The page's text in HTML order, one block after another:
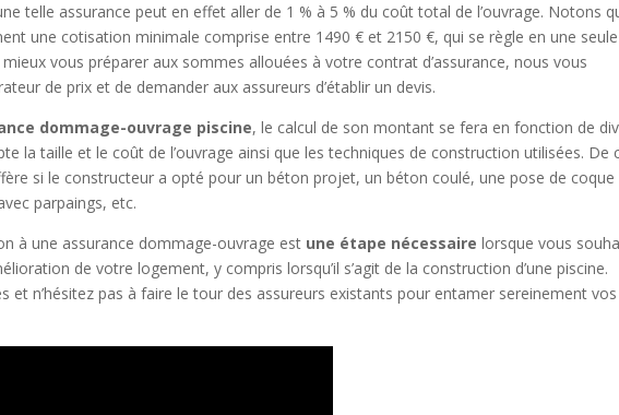
telle assurance peut en effet aller de 1 % à 5 % du coût total de l’ouvrage. Notons
une cotisation minimale comprise entre 1490 € et 2150 €, qui se règle en une
vous préparer aux sommes allouées à votre contrat d’assurance, nous vous
de prix et de demander aux assureurs d’établir un devis.
dommage-ouvrage piscine, le calcul de son montant se fera en fonction de
la taille et le coût de l’ouvrage ainsi que les techniques de construction utilisées. De
si le constructeur a opté pour un béton projet, un béton coulé, une pose de coque
parpaings, etc.
à une assurance dommage-ouvrage est une étape nécessaire lorsque vous
de votre logement, y compris lorsqu’il s’agit de la construction d’une piscine.
et n’hésitez pas à faire le tour des assureurs existants pour entamer sereinement vos